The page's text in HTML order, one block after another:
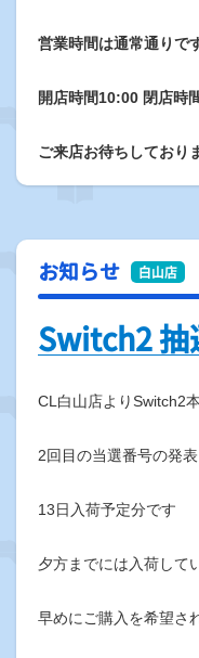
営業時間は通常通りで
開店時間10:00 閉店時
ご来店お待ちしており
お知らせ
Switch2 抽
CL白山店よりSwitch2
2回目の当選番号の発表
13日入荷予定分です
夕方までには入荷して
早めにご購入を希望さ